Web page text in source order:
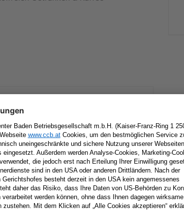
Felder sind mit*markiert